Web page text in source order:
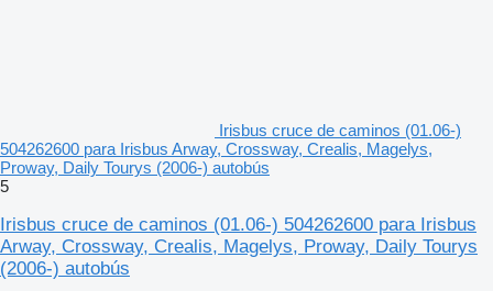
Irisbus cruce de caminos (01.06-)
504262600 para Irisbus Arway, Crossway, Crealis, Magelys,
Proway, Daily Tourys (2006-) autobús
5
Irisbus cruce de caminos (01.06-) 504262600 para Irisbus
Arway, Crossway, Crealis, Magelys, Proway, Daily Tourys
(2006-) autobús